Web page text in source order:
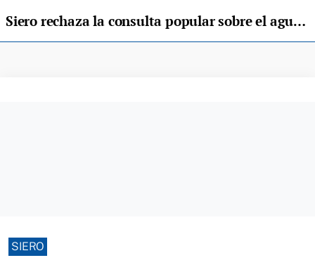
Siero rechaza la consulta popular sobre el agua y avanza en la externalización del servicio
SIERO